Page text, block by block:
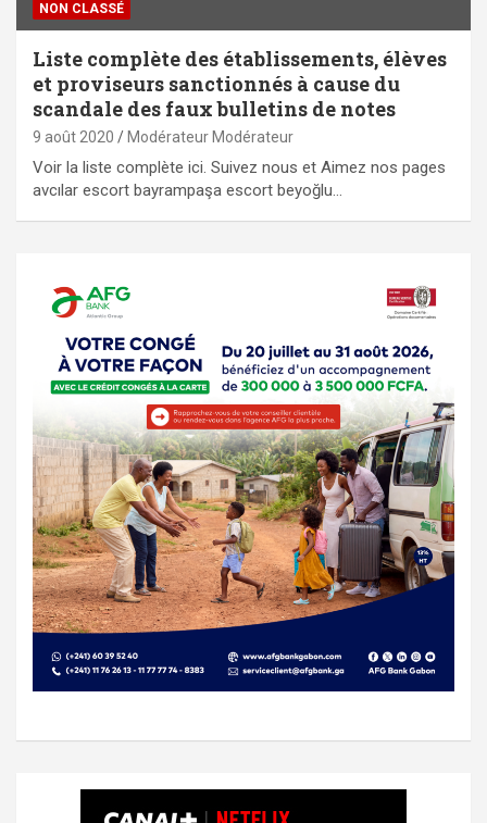
NON CLASSÉ
Liste complète des établissements, élèves
et proviseurs sanctionnés à cause du
scandale des faux bulletins de notes
9 août 2020 Modérateur Modérateur
Voir la liste complète ici. Suivez nous et Aimez nos pages
avcılar escort bayrampaşa escort beyoğlu…